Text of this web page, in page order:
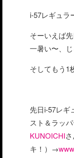
i-57レギュラ
そーいえば
一暑い〜、
そしてもう1
先日i-57レギ
スト＆ラッ
KUNOICHI
キ！）→